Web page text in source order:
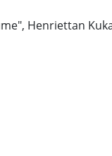
Henriettan